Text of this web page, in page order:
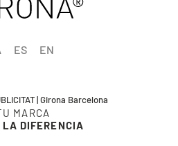
ES EN
| Girona Barcelona
MARCA
LA DIFERENCIA